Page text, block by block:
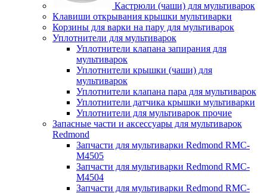
Кастрюли (чаши) для мультиварок
Клавиши открывания крышки мультиварки
Корзины для варки на пару для мультиварок
Уплотнители для мультиварок
Уплотнители клапана запирания для
мультиварок
Уплотнители крышки (чаши) для
мультиварок
Уплотнители клапана пара для мультиварок
Уплотнители датчика крышки мультиварки
Уплотнители для мультиварок прочие
Запасные части и аксессуары для мультиварок
Redmond
Запчасти для мультиварки Redmond RMC-
M4505
Запчасти для мультиварки Redmond RMC-
M4504
Запчасти для мультиварки Redmond RMC-